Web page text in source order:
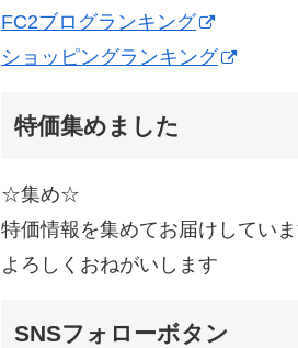
FC2ブログランキング
ショッピングランキング
特価集めました
☆集め☆
特価情報を集めてお届けしてい
よろしくおねがいします
SNSフォローボタン